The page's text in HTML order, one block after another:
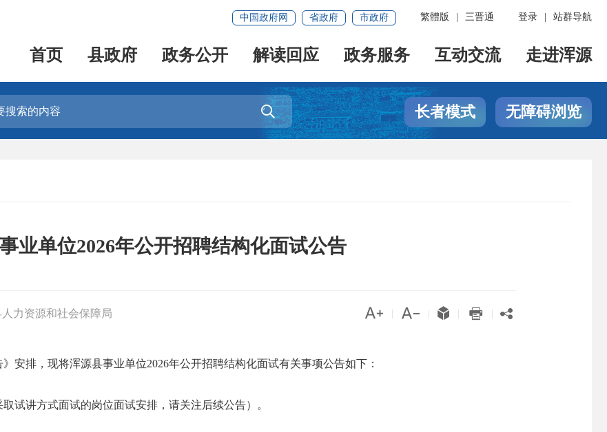
登录 站群导航
繁體版 三晋通
中国政府网 省政府 市政府
首页 县政府 政务公开 解读回应 政务服务 互动交流 走进浑源
 长者模式 无障碍浏览
业单位2026年公开招聘结构化面试公告
力资源和社会保障局     
安排，现将浑源县事业单位2026年公开招聘结构化面试有关事项公告如下：
试讲方式面试的岗位面试安排，请关注后续公告）。